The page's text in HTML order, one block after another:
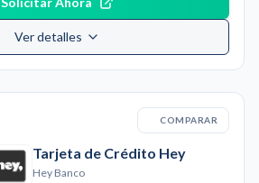
Ver detalles
COMPARAR
Tarjeta de Crédito Hey
Hey Banco